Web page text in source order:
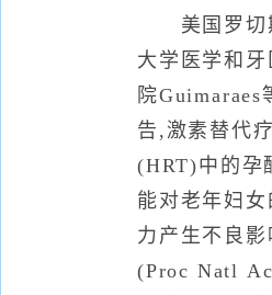
美国罗切
大学医学和牙
院Guimaraes
告,激素替代
(HRT)中的孕
能对老年妇女
力产生不良影
(Proc Natl